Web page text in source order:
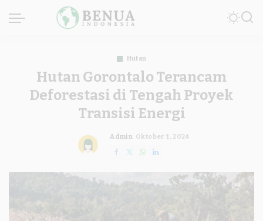
Hutan
Hutan Gorontalo Terancam
Deforestasi di Tengah Proyek
Transisi Energi
Posted
by
Admin Oktober 1, 2024